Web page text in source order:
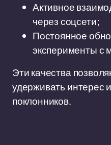
Активное
через соцсети;
Постоянное
эксперименты с
Эти качества
удерживать интерес
поклонников.